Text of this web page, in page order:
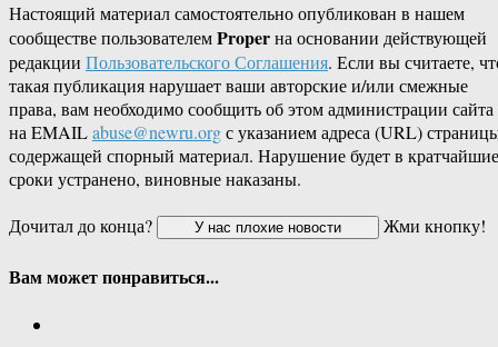
Настоящий материал самостоятельно опубликован в нашем
сообществе пользователемProperна основании действующей
редакции Пользовательского Соглашения. Если вы считаете,
такая публикация нарушает ваши авторские и/или смежные
права, вам необходимо сообщить об этом администрации сайта
на EMAILabuse@newru.orgс указанием адреса (URL)
содержащей спорный материал. Нарушение будет в кратчайшие
сроки устранено, виновные наказаны.
Дочитал до конца?
Жми кнопку!
Вам может понравиться...